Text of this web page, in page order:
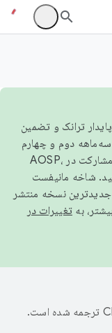
پایدار ترانک و تضمین
سه‌ماهه دوم و چهارم
شاخه مانیفست
نسخه منتشر
تغییرات در
ترجمه شده است.